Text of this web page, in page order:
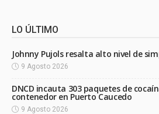
LO ÚLTIMO
Johnny Pujols resalta alto nivel de
9 Agosto 2026
DNCD incauta 303 paquetes de
contenedor en Puerto Caucedo
9 Agosto 2026